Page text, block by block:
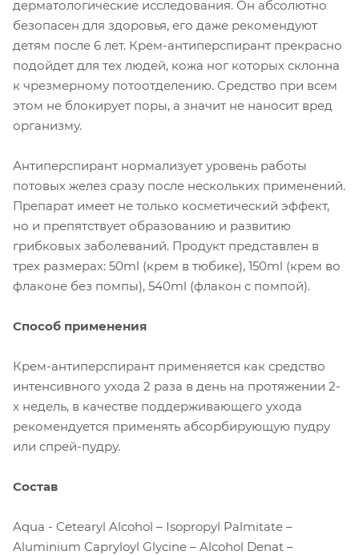
дерматологические исследования. Он абсолютно
безопасен для здоровья, его даже рекомендуют
детям после 6 лет. Крем-антиперспирант прекрасно
подойдет для тех людей, кожа ног которых склонна
к чрезмерному потоотделению. Средство при всем
этом не блокирует поры, а значит не наносит вред
организму.
Антиперспирант нормализует уровень работы
потовых желез сразу после нескольких применений.
Препарат имеет не только косметический эффект,
но и препятствует образованию и развитию
грибковых заболеваний. Продукт представлен в
трех размерах: 50ml (крем в тюбике), 150ml (крем во
флаконе без помпы), 540ml (флакон с помпой).
Способ применения
Крем-антиперспирант применяется как средство
интенсивного ухода 2 раза в день на протяжении 2-
х недель, в качестве поддерживающего ухода
рекомендуется применять абсорбирующую пудру
или спрей-пудру.
Состав
Aqua - Cetearyl Alcohol – Isopropyl Palmitate –
Aluminium Capryloyl Glycine – Alcohol Denat –